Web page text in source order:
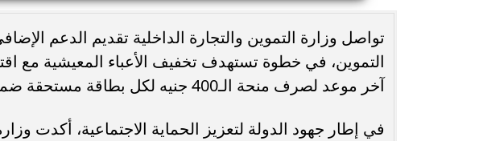
تواصل وزارة التموين والتجارة الداخلية تقديم الدعم
التموين، في خطوة تستهدف تخفيف الأعباء المعيشية مع
آخر موعد لصرف منحة الـ400 جنيه لكل بطاقة مستحقة ضمن منظومة الدعم الإضافي.
في إطار جهود الدولة لتعزيز الحماية الاجتماعية، أكدت
محافظ أسيوط : حملات مكثفة لرفع
الإشغالات بحي شرق لإعادة الانضباط
رحلت في أثناء أداء رسالتها.. وفاة